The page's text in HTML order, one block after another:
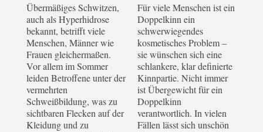
Übermäßiges Schwitzen,
auch als Hyperhidrose
bekannt, betrifft viele
Menschen, Männer wie
Frauen gleichermaßen.
Vor allem im Sommer
leiden Betroffene unter der
vermehrten
Schweißbildung, was zu
sichtbaren Flecken auf der
Kleidung und zu
Für viele Menschen ist ein
Doppelkinn ein
schwerwiegendes
kosmetisches Problem –
sie wünschen sich eine
schlankere, klar definierte
Kinnpartie. Nicht immer
ist Übergewicht für ein
Doppelkinn
verantwortlich. In vielen
Fällen lässt sich unschön